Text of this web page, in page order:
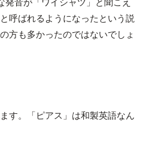
呼ばれるようになったという説
方も多かったのではないでしょ
す。「ピアス」は和製英語なん